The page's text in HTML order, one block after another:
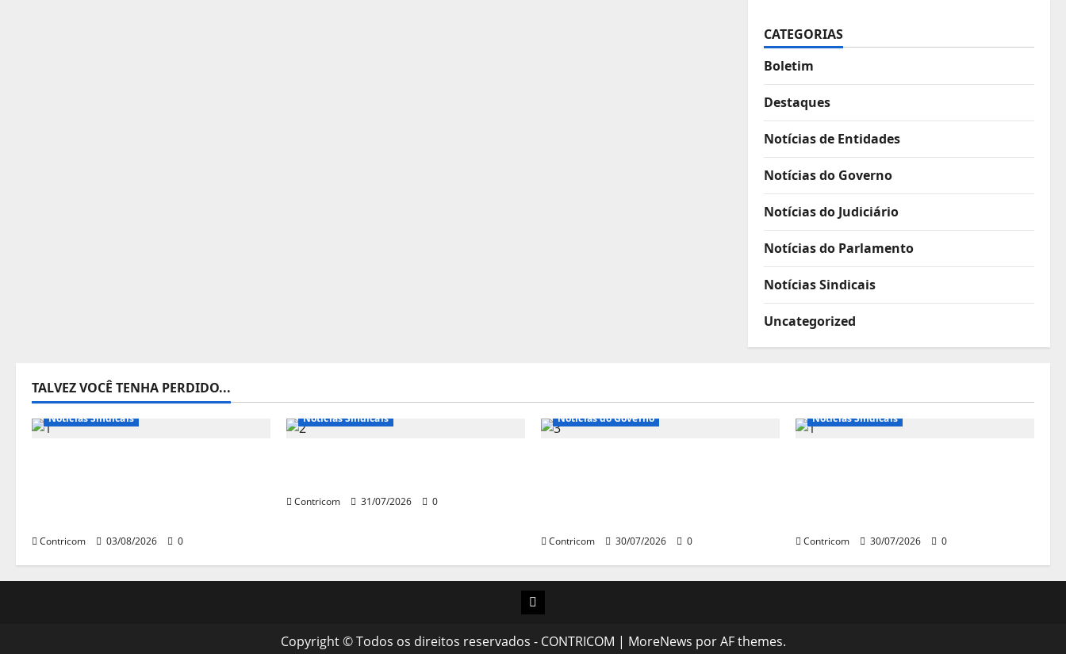
CATEGORIAS
Boletim
Destaques
Notícias de Entidades
Notícias do Governo
Notícias do Judiciário
Notícias do Parlamento
Notícias Sindicais
Uncategorized
TALVEZ VOCÊ TENHA PERDIDO...
Destaques
Notícias de Entidades
Notícias Sindicais
Contricom 03/08/2026 0
Notícias Sindicais
Contricom 31/07/2026 0
Notícias do Governo
Contricom 30/07/2026 0
Notícias Sindicais
Contricom 30/07/2026 0
Instagram
Copyright © Todos os direitos reservados - CONTRICOM | MoreNews por AF themes.